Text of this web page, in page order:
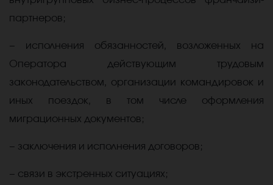
партнеров;
− исполнения обязанностей, возложенных на
Оператора действующим трудовым
законодательством, организации командировок и
иных поездок, в том числе оформления
миграционных документов;
− заключения и исполнения договоров;
− связи в экстренных ситуациях;